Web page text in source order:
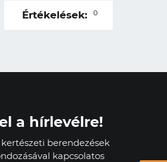
Értékelések: 0
a hírlevélre!
berendezések
kapcsolatos